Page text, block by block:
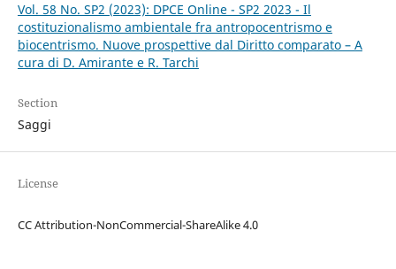
Vol. 58 No. SP2 (2023): DPCE Online - SP2 2023 - Il
costituzionalismo ambientale fra antropocentrismo e
biocentrismo. Nuove prospettive dal Diritto comparato – A
cura di D. Amirante e R. Tarchi
Section
Saggi
License
CC Attribution-NonCommercial-ShareAlike 4.0